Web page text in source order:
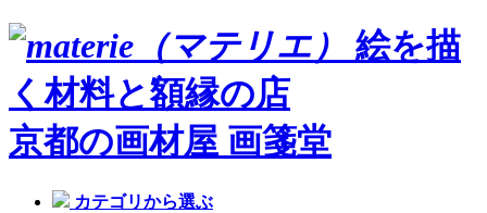
絵を描
く材料と額縁の店
京都の画材屋 画箋堂
カテゴリから選ぶ